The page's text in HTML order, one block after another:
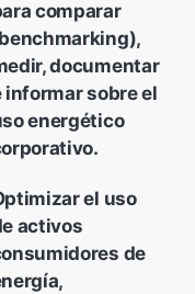
comparar
documentar
informar sobre el
energético
el uso
activos
de